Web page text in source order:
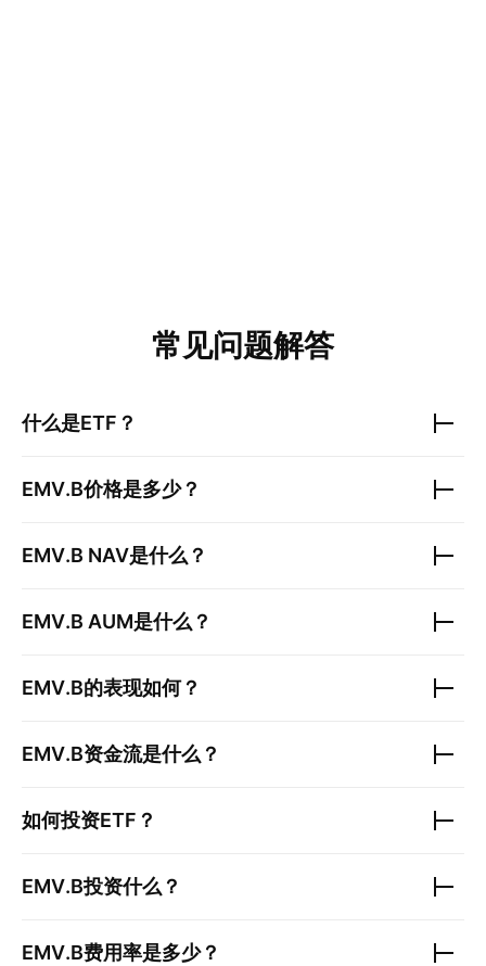
常见问题解答
什么是ETF？
EMV.B价格是多少？
EMV.B NAV是什么？
EMV.B AUM是什么？
EMV.B的表现如何？
EMV.B资金流是什么？
如何投资ETF？
EMV.B投资什么？
EMV.B费用率是多少？